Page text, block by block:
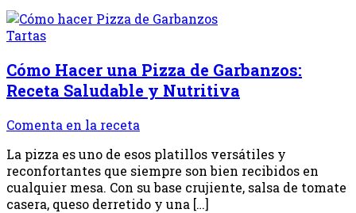
Tartas
Cómo Hacer una Pizza de Garbanzos:
Receta Saludable y Nutritiva
Comenta en la receta
La pizza es uno de esos platillos versátiles y
reconfortantes que siempre son bien recibidos en
cualquier mesa. Con su base crujiente, salsa de tomate
casera, queso derretido y una […]